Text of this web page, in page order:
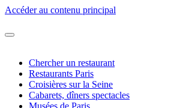
Accéder au contenu principal
Chercher un restaurant
Restaurants Paris
Croisières sur la Seine
Cabarets, dîners spectacles
Musées de Paris